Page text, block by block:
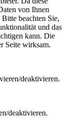
von Ihnen
beachten Sie,
und das
kann. Die
Seite wirksam.
deaktivieren.
deaktivieren.